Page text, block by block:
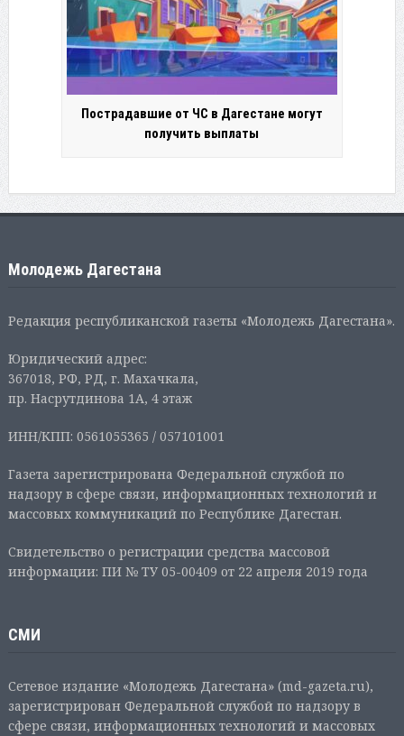
Пострадавшие от ЧС в Дагестане могут
получить выплаты
Молодежь Дагестана
Редакция республиканской газеты «Молодежь Дагестана».
Юридический адрес:
367018, РФ, РД, г. Махачкала,
пр. Насрутдинова 1А, 4 этаж
ИНН/КПП: 0561055365 / 057101001
Газета зарегистрирована Федеральной службой по
надзору в сфере связи, информационных технологий и
массовых коммуникаций по Республике Дагестан.
Свидетельство о регистрации средства массовой
информации: ПИ № ТУ 05-00409 от 22 апреля 2019 года
СМИ
Сетевое издание «Молодежь Дагестана» (md-gazeta.ru),
зарегистрирован Федеральной службой по надзору в
сфере связи, информационных технологий и массовых